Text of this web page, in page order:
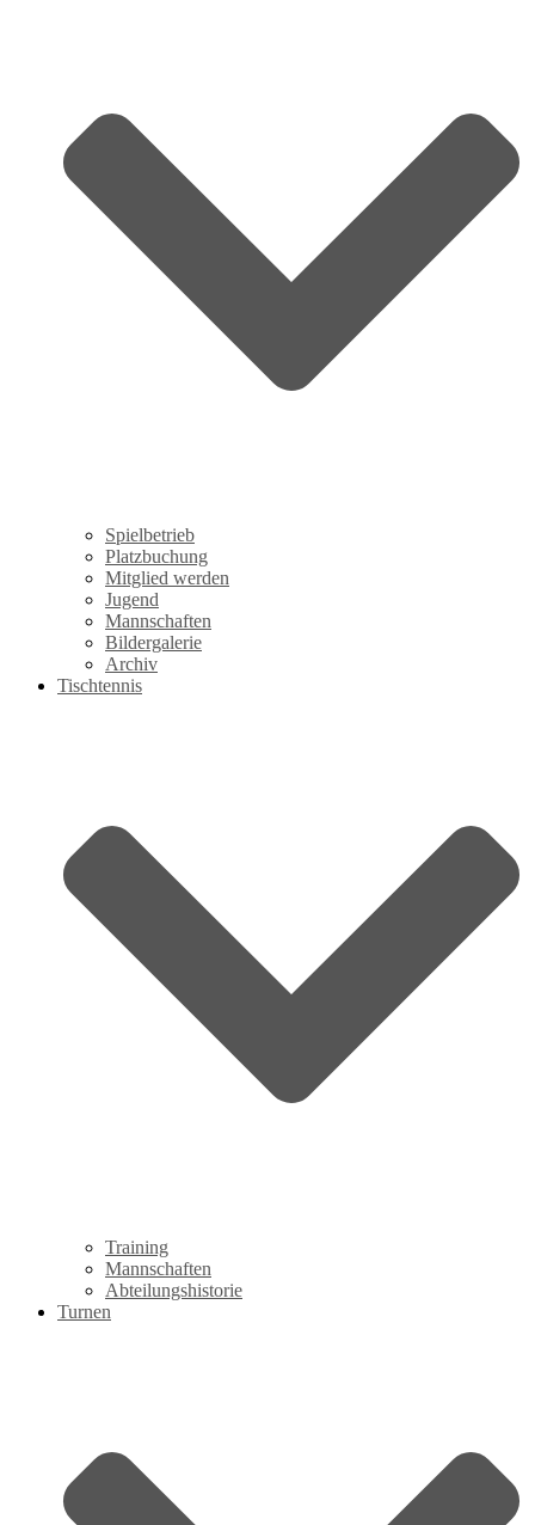
Spielbetrieb
Platzbuchung
Mitglied werden
Jugend
Mannschaften
Bildergalerie
Archiv
Tischtennis
Training
Mannschaften
Abteilungshistorie
Turnen